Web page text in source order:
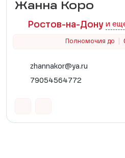
Жанна Коро
Ростов-на-Дону и
Полномочия до
zhannakor@ya.ru
79054564772